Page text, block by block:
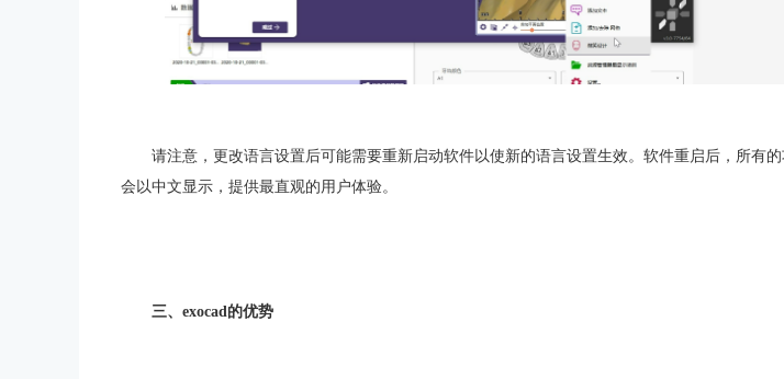
请注意，更改语言设置后可能需要重新启动软件以使新的语言设置生效。软件重启后，所有
会以中文显示，提供最直观的用户体验。
三、exocad的优势